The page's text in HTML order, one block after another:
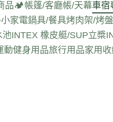
品🏕️帳篷/客廳帳/天幕車宿
家電鍋具/餐具烤肉架/烤盤
池INTEX 橡皮艇/SUP立槳
動健身用品旅行用品家用